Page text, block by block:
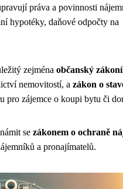
práva a povinnosti
hypotéky, daňové odpočty na
zejména občanský
nemovitostí, a zákon o
pro zájemce o koupi bytu či
se zákonem o ochraně
a pronajímatelů.